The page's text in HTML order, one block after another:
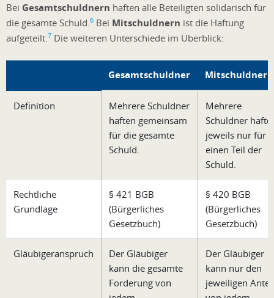
Bei Gesamtschuldnern haften alle Beteiligten solidarisch für
die gesamte Schuld. 6 Bei Mitschuldnern ist die Haftung
aufgeteilt. 7 Die weiteren Unterschiede im Überblick:
Gesamtschuldner Mitschuldner
Definition
Mehrere Schuldner
haften gemeinsam
für die gesamte
Schuld.
Mehrere
Schuldner
jeweils nur für
einen Teil der
Schuld.
Rechtliche
Grundlage
§ 421 BGB
(Bürgerliches
Gesetzbuch)
§ 420 BGB
(Bürgerliches
Gesetzbuch)
Gläubigeranspruch
Der Gläubiger
kann die gesamte
Forderung von
Der Gläubiger
kann nur den
jeweiligen Anteil